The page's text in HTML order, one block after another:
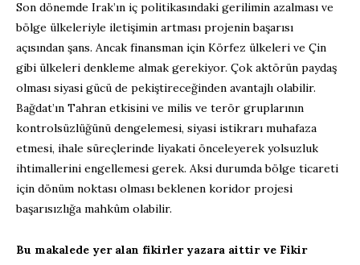
Son dönemde Irak’ın iç politikasındaki gerilimin azalması ve
bölge ülkeleriyle iletişimin artması projenin başarısı
açısından şans. Ancak finansman için Körfez ülkeleri ve Çin
gibi ülkeleri denkleme almak gerekiyor. Çok aktörün paydaş
olması siyasi gücü de pekiştireceğinden avantajlı olabilir.
Bağdat’ın Tahran etkisini ve milis ve terör gruplarının
kontrolsüzlüğünü dengelemesi, siyasi istikrarı muhafaza
etmesi, ihale süreçlerinde liyakati önceleyerek yolsuzluk
ihtimallerini engellemesi gerek. Aksi durumda bölge ticareti
için dönüm noktası olması beklenen koridor projesi
başarısızlığa mahkûm olabilir.
Bu makalede yer alan fikirler yazara aittir ve Fikir